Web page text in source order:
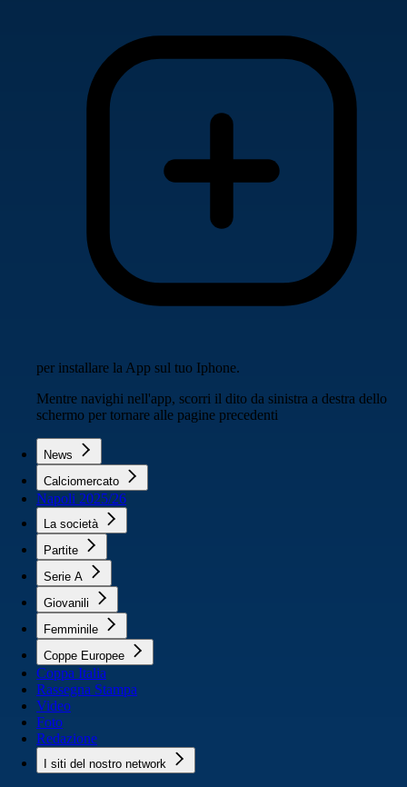
per installare la App sul tuo Iphone.
Mentre navighi nell'app, scorri il dito da sinistra a destra dello
schermo per tornare alle pagine precedenti
News
Calciomercato
Napoli 2025/26
La società
Partite
Serie A
Giovanili
Femminile
Coppe Europee
Coppa Italia
Rassegna Stampa
Video
Foto
Redazione
I siti del nostro network